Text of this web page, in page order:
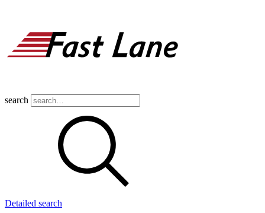
search
Detailed search